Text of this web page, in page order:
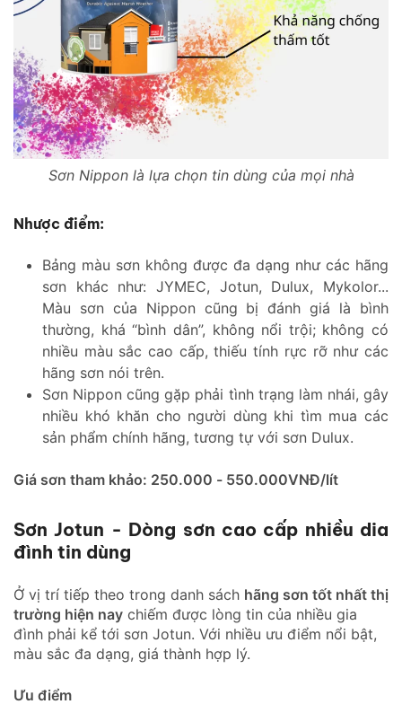
Sơn Nippon là lựa chọn tin dùng của mọi nhà
Nhược điểm:
Bảng màu sơn không được đa dạng như các hãng
sơn khác như: JYMEC, Jotun, Dulux, Mykolor...
Màu sơn của Nippon cũng bị đánh giá là bình
thường, khá “bình dân”, không nổi trội; không có
nhiều màu sắc cao cấp, thiếu tính rực rỡ như các
hãng sơn nói trên.
Sơn Nippon cũng gặp phải tình trạng làm nhái, gây
nhiều khó khăn cho người dùng khi tìm mua các
sản phẩm chính hãng, tương tự với sơn Dulux.
Giá sơn tham khảo: 250.000 - 550.000VNĐ/lít
Sơn Jotun - Dòng sơn cao cấp nhiều dia
đình tin dùng
Ở vị trí tiếp theo trong danh sách hãng sơn tốt nhất thị
trường hiện nay chiếm được lòng tin của nhiều gia
đình phải kể tới sơn Jotun. Với nhiều ưu điểm nổi bật,
màu sắc đa dạng, giá thành hợp lý.
Ưu điểm